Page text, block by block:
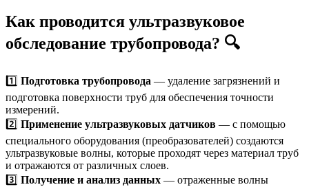
Как проводится ультразвуковое
обследование трубопровода? 🔍
1️⃣ Подготовка трубопровода — удаление загрязнений и
подготовка поверхности труб для обеспечения точности
измерений.
2️⃣ Применение ультразвуковых датчиков — с помощью
специального оборудования (преобразователей) создаются
ультразвуковые волны, которые проходят через материал труб
и отражаются от различных слоев.
3️⃣ Получение и анализ данных — отраженные волны